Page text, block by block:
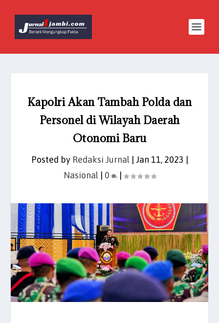
Kapolri Akan Tambah Polda dan
Personel di Wilayah Daerah
Otonomi Baru
Posted by Redaksi Jurnal| Jan 11, 2023
Nasional| 0 |